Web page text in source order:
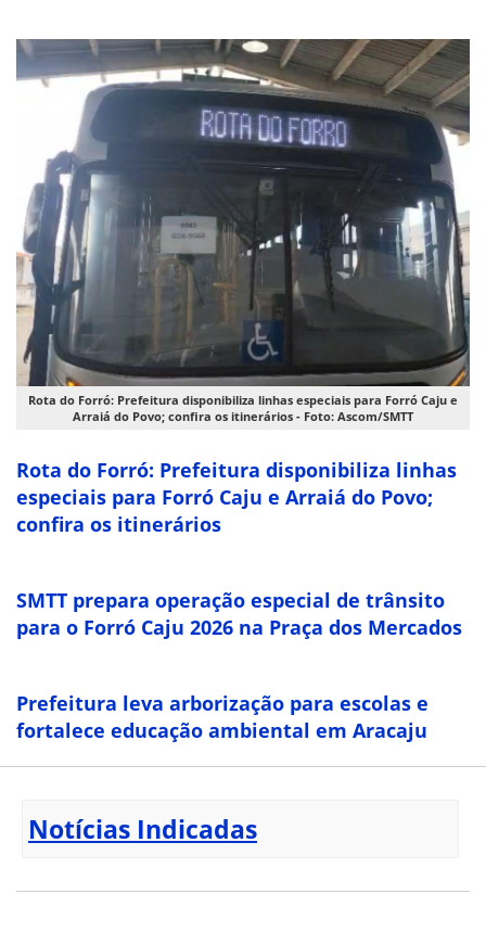
Rota do Forró: Prefeitura disponibiliza linhas especiais para Forró Caju e
Arraiá do Povo; confira os itinerários - Foto: Ascom/SMTT
Rota do Forró: Prefeitura disponibiliza linhas
especiais para Forró Caju e Arraiá do Povo;
confira os itinerários
SMTT prepara operação especial de trânsito
para o Forró Caju 2026 na Praça dos Mercados
Prefeitura leva arborização para escolas e
fortalece educação ambiental em Aracaju
Notícias Indicadas